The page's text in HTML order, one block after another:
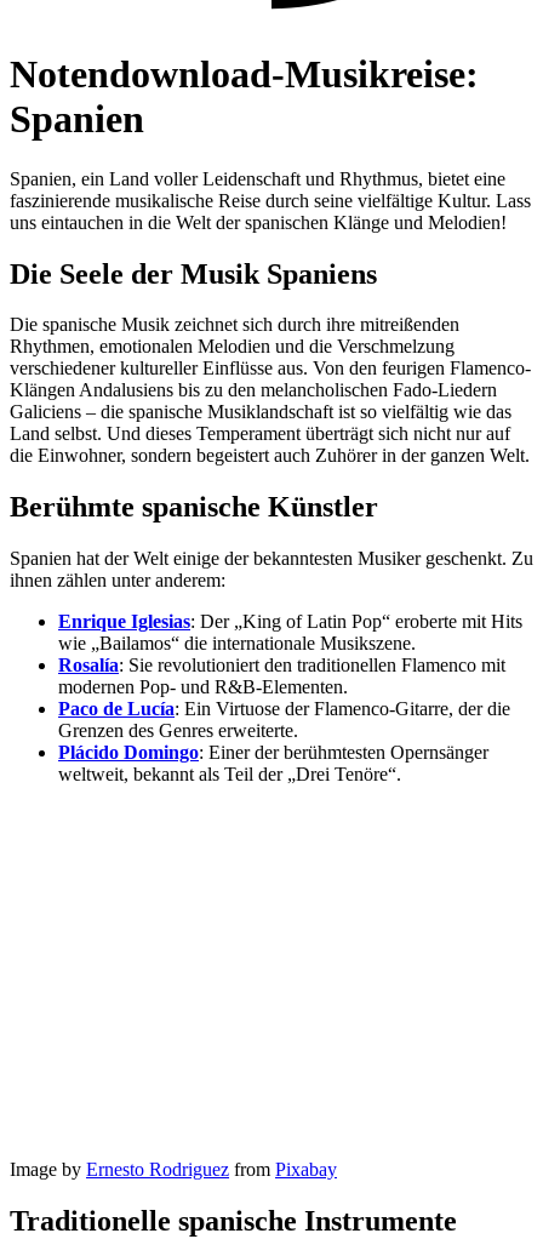
Notendownload-Musikreise:
Spanien
Spanien, ein Land voller Leidenschaft und Rhythmus, bietet eine
faszinierende musikalische Reise durch seine vielfältige Kultur. Lass
uns eintauchen in die Welt der spanischen Klänge und Melodien!
Die Seele der Musik Spaniens
Die spanische Musik zeichnet sich durch ihre mitreißenden
Rhythmen, emotionalen Melodien und die Verschmelzung
verschiedener kultureller Einflüsse aus. Von den feurigen Flamenco-
Klängen Andalusiens bis zu den melancholischen Fado-Liedern
Galiciens – die spanische Musiklandschaft ist so vielfältig wie das
Land selbst. Und dieses Temperament überträgt sich nicht nur auf
die Einwohner, sondern begeistert auch Zuhörer in der ganzen Welt.
Berühmte spanische Künstler
Spanien hat der Welt einige der bekanntesten Musiker geschenkt. Zu
ihnen zählen unter anderem:
Enrique Iglesias: Der „King of Latin Pop“ eroberte mit Hits
wie „Bailamos“ die internationale Musikszene.
Rosalía: Sie revolutioniert den traditionellen Flamenco mit
modernen Pop- und R&B-Elementen.
Paco de Lucía: Ein Virtuose der Flamenco-Gitarre, der die
Grenzen des Genres erweiterte.
Plácido Domingo: Einer der berühmtesten Opernsänger
weltweit, bekannt als Teil der „Drei Tenöre“.
Image by Ernesto Rodriguez from Pixabay
Traditionelle spanische Instrumente